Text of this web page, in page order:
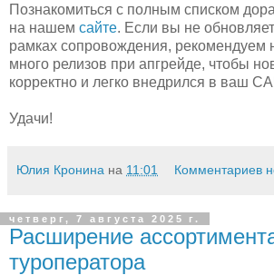
Познакомиться с полным списком
на нашем сайте. Если вы не
рамках сопровождения, рекомендуем
много релизов при апгрейде, чтобы
корректно и легко внедрился в ваш
Удачи!
Юлия Кронина на 11:01 Комментариев
четверг, 7 августа 2025 г.
Расширение
туроператора